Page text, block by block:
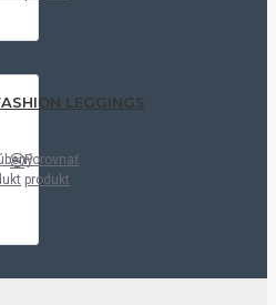
LEGGINGS
Porovnať
produkt